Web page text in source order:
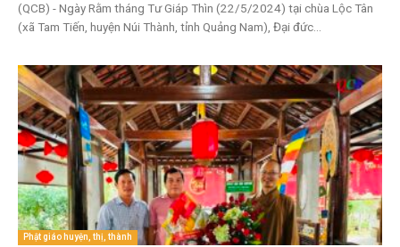
(QCB) - Ngày Rằm tháng Tư Giáp Thìn (22/5/2024) tại chùa Lộc Tân
(xã Tam Tiến, huyện Núi Thành, tỉnh Quảng Nam), Đại đức...
Phật giáo huyện, thị, thành